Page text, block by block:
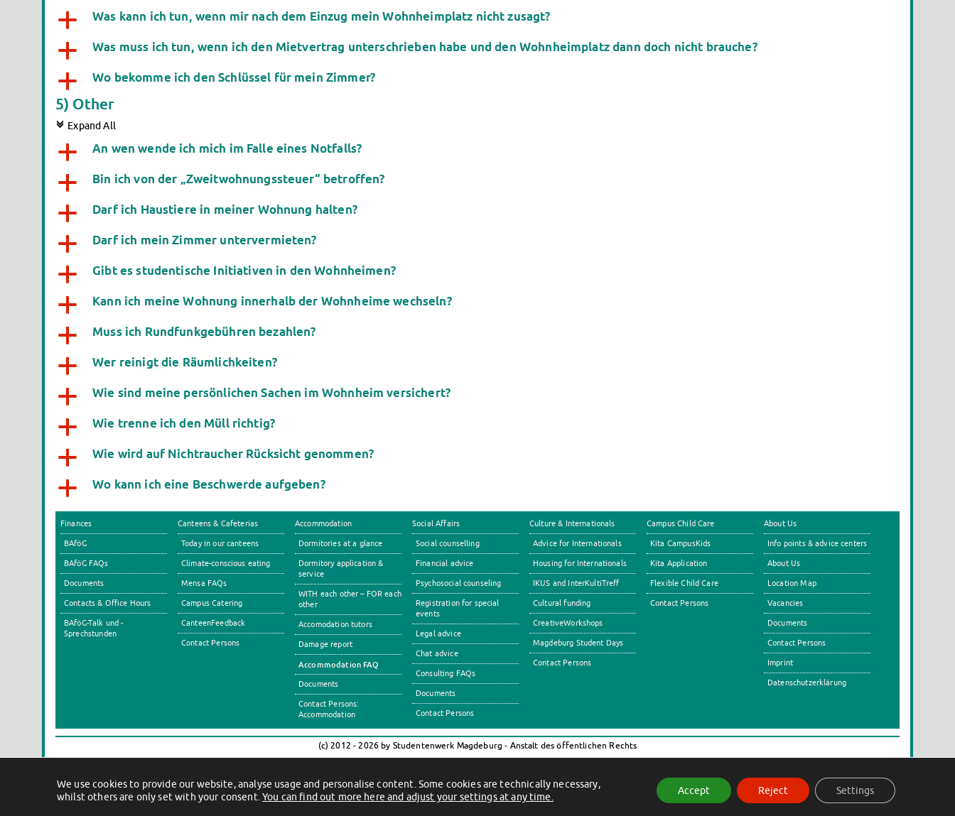
a Was kann ich tun, wenn mir nach dem Einzug mein Wohnheimplatz nicht zusagt?
a Was muss ich tun, wenn ich den Mietvertrag unterschrieben habe und den Wohnheimplatz dann doch nicht brauche?
a Wo bekomme ich den Schlüssel für mein Zimmer?
5) Other
c Expand All
a An wen wende ich mich im Falle eines Notfalls?
a Bin ich von der „Zweitwohnungssteuer“ betroffen?
a Darf ich Haustiere in meiner Wohnung halten?
a Darf ich mein Zimmer untervermieten?
a Gibt es studentische Initiativen in den Wohnheimen?
a Kann ich meine Wohnung innerhalb der Wohnheime wechseln?
a Muss ich Rundfunkgebühren bezahlen?
a Wer reinigt die Räumlichkeiten?
a Wie sind meine persönlichen Sachen im Wohnheim versichert?
a Wie trenne ich den Müll richtig?
a Wie wird auf Nichtraucher Rücksicht genommen?
a Wo kann ich eine Beschwerde aufgeben?
Finances
BAföG
BAföG FAQs
Documents
Contacts & Office Hours
BAföG-Talk und -
Sprechstunden
Canteens & Cafeterias
Today in our canteens
Climate-conscious eating
Mensa FAQs
Campus Catering
CanteenFeedback
Contact Persons
Accommodation
Dormitories at a glance
Dormitory application &
service
WITH each other – FOR each
other
Accomodation tutors
Damage report
Accommodation FAQ
Documents
Contact Persons:
Accommodation
Social Affairs
Social counselling
Financial advice
Psychosocial counseling
Registration for special
events
Legal advice
Chat advice
Consulting FAQs
Documents
Contact Persons
Culture & Internationals
Advice for Internationals
Housing for Internationals
IKUS and InterKultiTreff
Cultural funding
CreativeWorkshops
Magdeburg Student Days
Contact Persons
Campus Child Care
Kita CampusKids
Kita Application
Flexible Child Care
Contact Persons
About Us
Info points & advice centers
About Us
Location Map
Vacancies
Documents
Contact Persons
Imprint
Datenschutzerklärung
(c) 2012 - 2026 by Studentenwerk Magdeburg - Anstalt des öffentlichen Rechts
Impressum
Datenschutzerklärung Erklärung zur Barrierefreiheit
We use cookies to provide our website, analyse usage and personalise content. Some cookies are technically necessary,
whilst others are only set with your consent. You can find out more here and adjust your settings at any time.
Accept Reject Settings